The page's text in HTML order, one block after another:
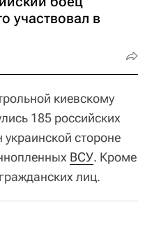
участвовал в
киевскому
185 российских
стороне
ВСУ. Кроме
лиц.